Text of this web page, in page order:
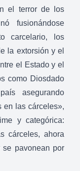
el terror de los
fusionándose
carcelario, los
la extorsión y el
el Estado y el
como Diosdado
asegurando
en las cárceles»,
y categórica:
cárceles, ahora
se pavonean por